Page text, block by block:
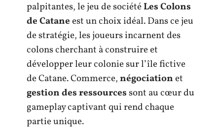
palpitantes, le jeu de sociétéLes Colons
de Cataneest un choix idéal. Dans ce jeu
de stratégie, les joueurs incarnent des
colons cherchant à construire et
développer leur colonie sur l’île fictive
de Catane. Commerce,négociationet
gestion des ressourcessont au cœur du
gameplay captivant qui rend chaque
partie unique.